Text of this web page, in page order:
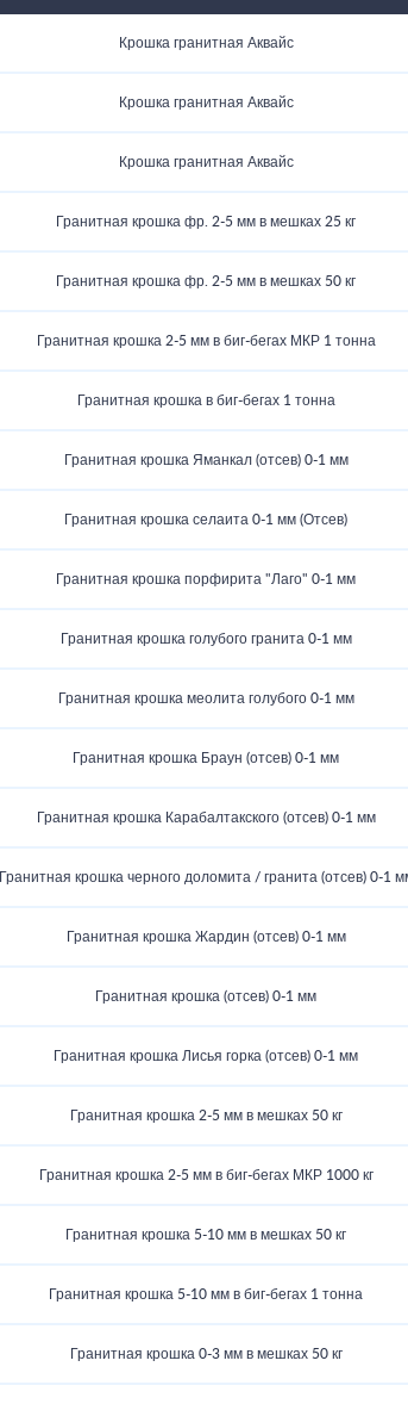
Крошка гранитная Аквайс
Крошка гранитная Аквайс
Крошка гранитная Аквайс
Гранитная крошка фр. 2-5 мм в мешках 25 кг
Гранитная крошка фр. 2-5 мм в мешках 50 кг
Гранитная крошка 2-5 мм в биг-бегах МКР 1 тонна
Гранитная крошка в биг-бегах 1 тонна
Гранитная крошка Яманкал (отсев) 0-1 мм
Гранитная крошка селаита 0-1 мм (Отсев)
Гранитная крошка порфирита "Лаго" 0-1 мм
Гранитная крошка голубого гранита 0-1 мм
Гранитная крошка меолита голубого 0-1 мм
Гранитная крошка Браун (отсев) 0-1 мм
Гранитная крошка Карабалтакского (отсев) 0-1 мм
Гранитная крошка черного доломита / гранита (отсев) 0-1
Гранитная крошка Жардин (отсев) 0-1 мм
Гранитная крошка (отсев) 0-1 мм
Гранитная крошка Лисья горка (отсев) 0-1 мм
Гранитная крошка 2-5 мм в мешках 50 кг
Гранитная крошка 2-5 мм в биг-бегах МКР 1000 кг
Гранитная крошка 5-10 мм в мешках 50 кг
Гранитная крошка 5-10 мм в биг-бегах 1 тонна
Гранитная крошка 0-3 мм в мешках 50 кг